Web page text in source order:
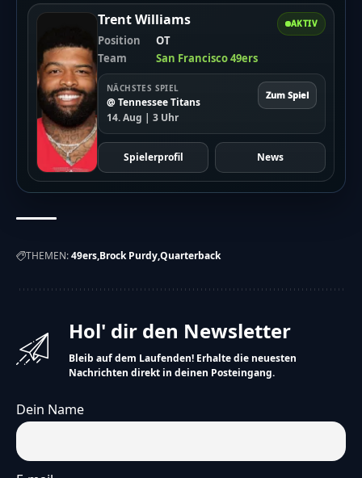
AKTIV
Trent Williams
Position
OT
Team
San Francisco 49ers
NÄCHSTES SPIEL
@ Tennessee Titans
14. Aug | 3 Uhr
Zum Spiel
Spielerprofil News
THEMEN:49ers Brock PurdyQuarterback
Hol' dir den Newsletter
Bleib auf dem Laufenden! Erhalte die neuesten
Nachrichten direkt in deinen Posteingang.
Dein Name